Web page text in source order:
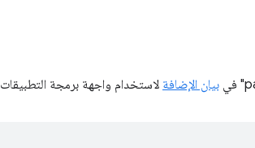
بيان الإضافة لاستخدام واجهة برمجة التطبيقات pageCapture. على سبيل المثال: